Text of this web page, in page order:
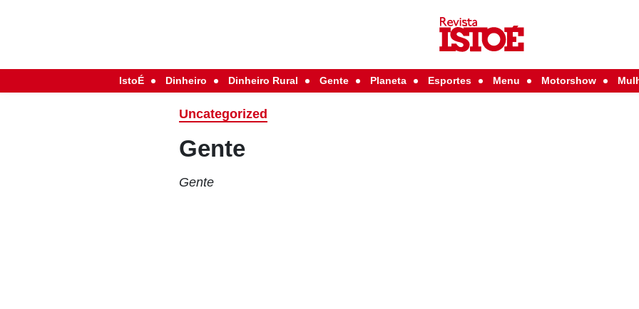
IstoÉ Dinheiro Dinheiro Rural Gente Planeta Esportes Menu Motorshow
Uncategorized
Gente
Gente